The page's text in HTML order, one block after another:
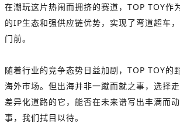
在潮玩这片热闹而拥挤的赛道，TOP TOY作
的IP生态和强供应链优势，实现了弯道超车
门前。
随着行业的竞争态势日益加剧，TOP TOY的
海外市场。但出海并非一蹴而就之事，选择
差异化道路的它，能否在未来谱写出丰满而
事，我们拭目以待。